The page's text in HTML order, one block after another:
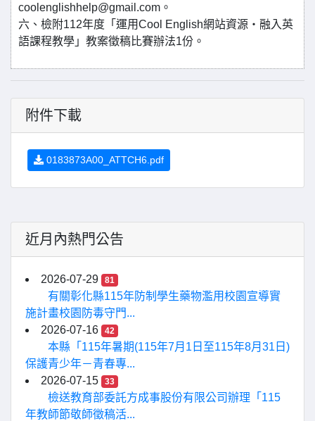
coolenglishhelp@gmail.com。
六、檢附112年度「運用Cool English網站資源‧融入英
語課程教學」教案徵稿比賽辦法1份。
附件下載
0183873A00_ATTCH6.pdf
近月內熱門公告
2026-07-29 81
有關彰化縣115年防制學生藥物濫用校園宣導實
施計畫校園防毒守門...
2026-07-16
42
本縣「115年暑期(115年7月1日至115年8月31日)
保護青少年－青春專...
2026-07-15
33
檢送教育部委託方成事股份有限公司辦理「115
年教師節敬師徵稿活...